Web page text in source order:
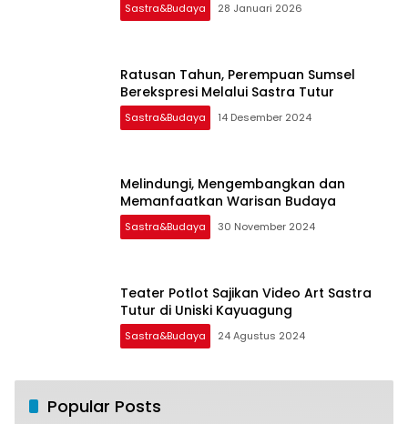
Sastra&Budaya 28 Januari 2026
Ratusan Tahun, Perempuan Sumsel
Berekspresi Melalui Sastra Tutur
Sastra&Budaya 14 Desember 2024
Melindungi, Mengembangkan dan
Memanfaatkan Warisan Budaya
Sastra&Budaya 30 November 2024
Teater Potlot Sajikan Video Art Sastra
Tutur di Uniski Kayuagung
Sastra&Budaya 24 Agustus 2024
Popular Posts
1
ini Membengkak